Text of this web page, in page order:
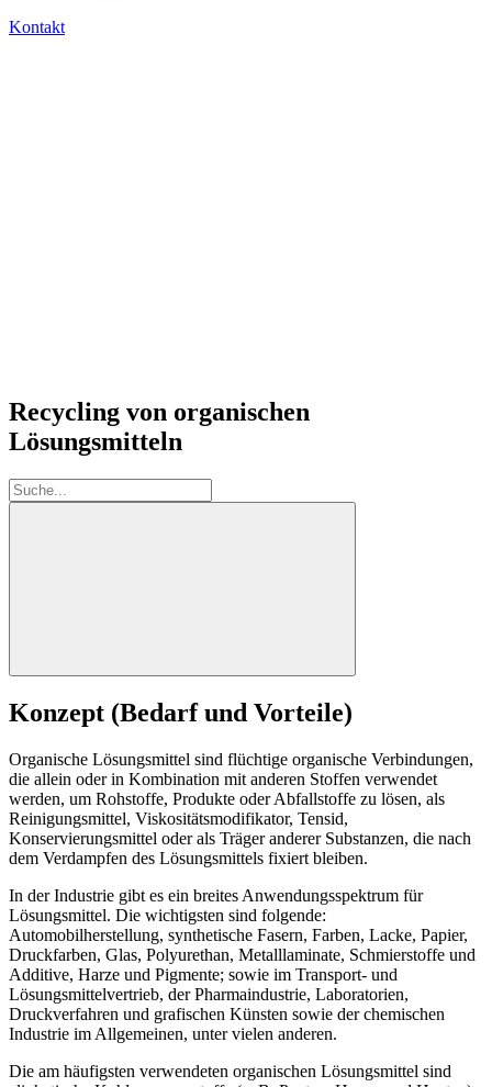
Kontakt
Recycling von organischen
Lösungsmitteln
Suche:
Konzept (Bedarf und Vorteile)
Organische Lösungsmittel sind flüchtige organische Verbindungen,
die allein oder in Kombination mit anderen Stoffen verwendet
werden, um Rohstoffe, Produkte oder Abfallstoffe zu lösen, als
Reinigungsmittel, Viskositätsmodifikator, Tensid,
Konservierungsmittel oder als Träger anderer Substanzen, die nach
dem Verdampfen des Lösungsmittels fixiert bleiben.
In der Industrie gibt es ein breites Anwendungsspektrum für
Lösungsmittel. Die wichtigsten sind folgende:
Automobilherstellung, synthetische Fasern, Farben, Lacke, Papier,
Druckfarben, Glas, Polyurethan, Metalllaminate, Schmierstoffe und
Additive, Harze und Pigmente; sowie im Transport- und
Lösungsmittelvertrieb, der Pharmaindustrie, Laboratorien,
Druckverfahren und grafischen Künsten sowie der chemischen
Industrie im Allgemeinen, unter vielen anderen.
Die am häufigsten verwendeten organischen Lösungsmittel sind